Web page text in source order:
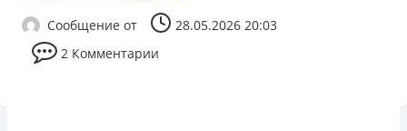
Сообщение от
28.05.2026 20:03
2 Комментарии